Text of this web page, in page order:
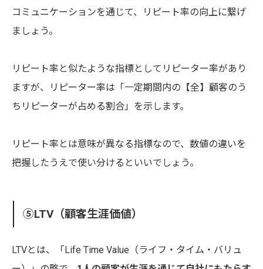
コミュニケーションを通じて、リピート率の向上に繋げ
ましょう。
リピート率と似たような指標としてリピーター率があり
ますが、リピーター率は「一定期間内の【全】顧客のう
ちリピーターが占める割合」を示します。
リピート率とは意味が異なる指標なので、数値の違いを
把握したうえで使い分けるといいでしょう。
⑤LTV（顧客生涯価値）
LTVとは、「Life Time Value（ライフ・タイム・バリュ